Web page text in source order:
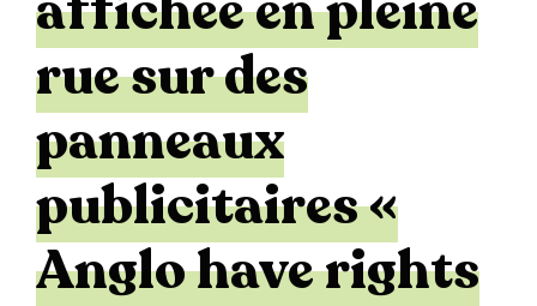
rue sur des
panneaux
publicitaires «
Anglo have rights